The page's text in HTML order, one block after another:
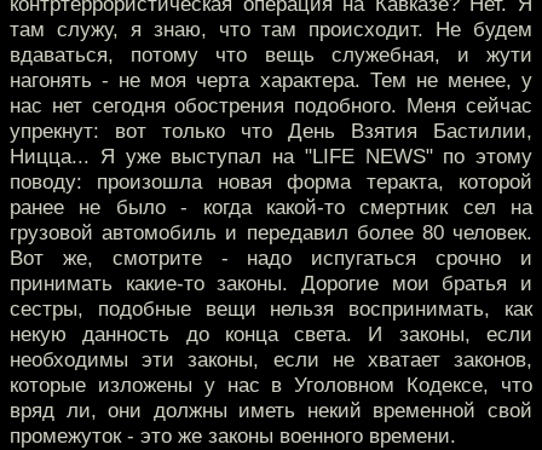
там служу, я знаю, что там происходит. Не будем
вдаваться, потому что вещь служебная, и жути
нагонять - не моя черта характера. Тем не менее, у
нас нет сегодня обострения подобного. Меня сейчас
упрекнут: вот только что День Взятия Бастилии,
Ницца... Я уже выступал на "LIFE NEWS" по этому
поводу: произошла новая форма теракта, которой
ранее не было - когда какой-то смертник сел на
грузовой автомобиль и передавил более 80 человек.
Вот же, смотрите - надо испугаться срочно и
принимать какие-то законы. Дорогие мои братья и
сестры, подобные вещи нельзя воспринимать, как
некую данность до конца света. И законы, если
необходимы эти законы, если не хватает законов,
которые изложены у нас в Уголовном Кодексе, что
вряд ли, они должны иметь некий временной свой
промежуток - это же законы военного времени.